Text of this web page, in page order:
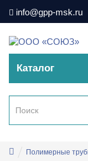
info@gpp-msk.ru
Каталог
Полимерные